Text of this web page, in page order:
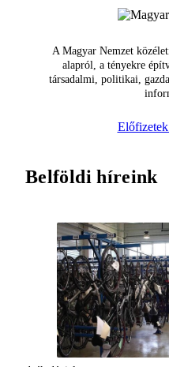
A Magyar Nemzet
alapról, a tényekre
társadalmi, politikai,
Belföldi híreink